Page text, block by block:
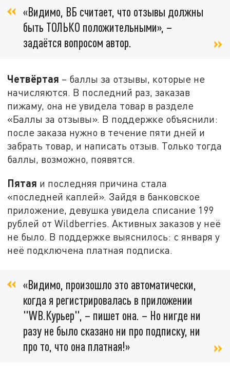
«Видимо, ВБ считает, что отзывы должны
быть ТОЛЬКО положительными», –
задаётся вопросом автор.
Четвёртая – баллы за отзывы, которые не
начисляются. В последний раз, заказав
пижаму, она не увидела товар в разделе
«Баллы за отзывы». В поддержке объяснили:
после заказа нужно в течение пяти дней и
забрать товар, и написать отзыв. Только тогда
баллы, возможно, появятся.
Пятая и последняя причина стала
«последней каплей». Зайдя в банковское
приложение, девушка увидела списание 199
рублей от Wildberries. Активных заказов у неё
не было. В поддержке выяснилось: с января у
неё подключена платная подписка.
«Видимо, произошло это автоматически,
когда я регистрировалась в приложении
"WB.Курьер", – пишет она. – Но нигде ни
разу не было сказано ни про подписку, ни
про то, что она платная!»